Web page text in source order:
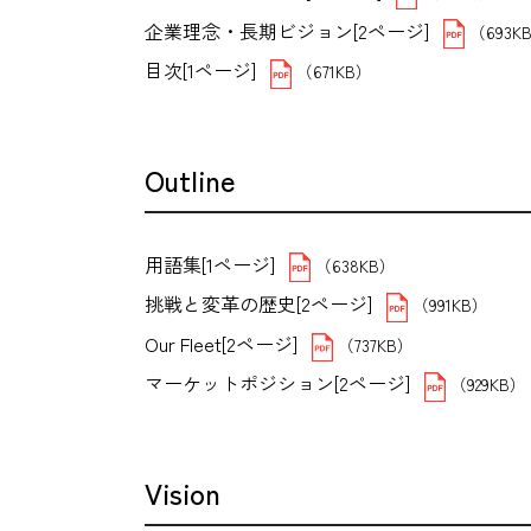
企業理念・長期ビジョン[2ページ] （
目次[1ページ] （671KB）
Outline
用語集[1ページ] （638KB）
挑戦と変革の歴史[2ページ] （991KB）
Our Fleet[2ページ] （737KB）
マーケットポジション[2ページ] （929KB）
Vision